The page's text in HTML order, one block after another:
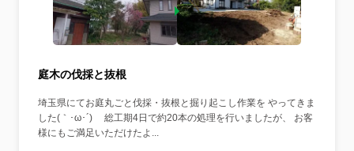
庭木の伐採と抜根
埼玉県にてお庭丸ごと伐採・抜根と掘り起こし作業を やってきま
した(｀･ω･´)ゞ 総工期4日で約20本の処理を行いましたが、 お客
様にもご満足いただけたよ...